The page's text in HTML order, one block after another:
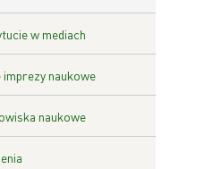
w mediach
naukowe
naukowe